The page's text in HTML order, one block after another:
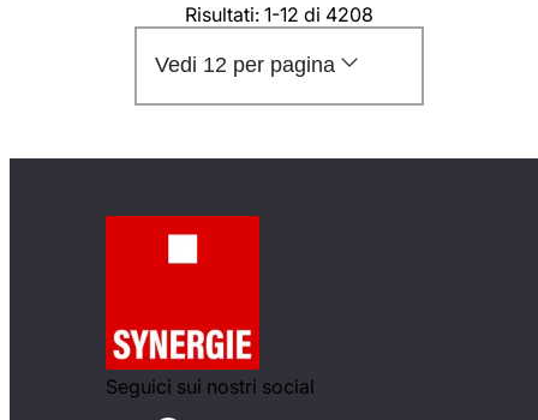
Risultati: 1-12 di 4208
Vedi 12 per pagina
Seguici sui nostri social